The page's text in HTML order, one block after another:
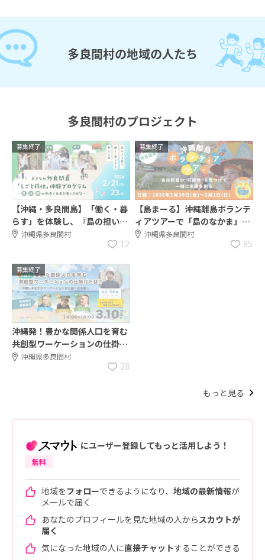
多良間村の地域の人たち
多良間村のプロジェクト
募集終了
【沖縄・多良間島】「働く・暮
らす」を体験し、『島の担い
手』としての未来に思いを馳せ
沖縄県多良間村
12
募集終了
【島まーる】沖縄離島ボランテ
ィアツアーで「島のなかま」に
なろう！ in 多良間島2泊3日
沖縄県多良間村
85
募集終了
沖縄発！豊かな関係人口を育む
共創型ワーケーションの仕掛け
とは？LivingAnywhereの北辻
さんと考える関係人口の育み
沖縄県多良間村
28
もっと見る
にユーザー登録してもっと活用しよう！
無料
地域をフォローできるようになり、 地域の最新情報が
メールで届く
あなたのプロフィールを見た地域の人から スカウトが
届く
気になった地域の人に直接チャットすることができる